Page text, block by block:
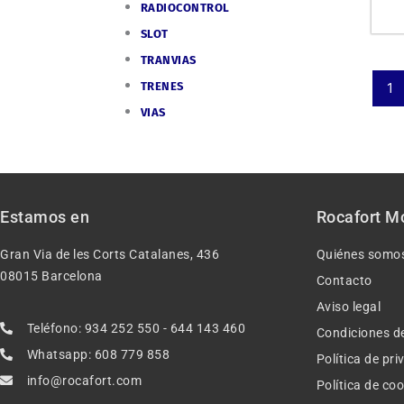
RADIOCONTROL
SLOT
TRANVIAS
TRENES
VIAS
1
Estamos en
Gran Via de les Corts Catalanes, 436
08015 Barcelona
Teléfono: 934 252 550 - 644 143 460
Whatsapp: 608 779 858
info@rocafort.com
Rocafort
Quiénes
Contacto
Aviso legal
Condiciones
Política de
Política de